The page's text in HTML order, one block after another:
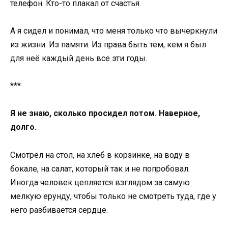
телефон. Кто-то плакал от счастья.
А я сидел и понимал, что меня только что вычеркнули
из жизни. Из памяти. Из права быть тем, кем я был
для неё каждый день все эти годы.
***
Я не знаю, сколько просидел потом. Наверное,
долго.
Смотрел на стол, на хлеб в корзинке, на воду в
бокале, на салат, который так и не попробовал.
Иногда человек цепляется взглядом за самую
мелкую ерунду, чтобы только не смотреть туда, где у
него разбивается сердце.